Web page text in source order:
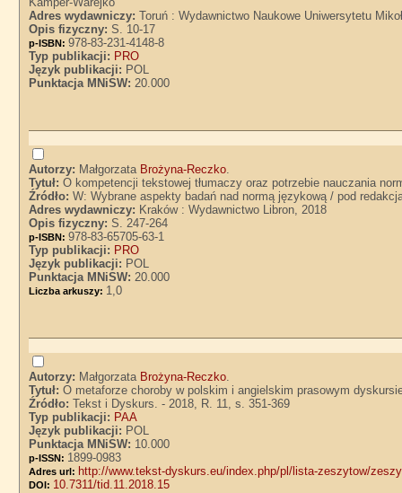
Adres wydawniczy:Toruń : Wydawnictwo Naukowe Uniwersytetu
Opis fizyczny:S. 10-17
p-ISBN:978-83-231-4148-8
Typ publikacji: PRO
Język publikacji: POL
Punktacja MNiSW:20.000
Autorzy: Małgorzata Brożyna-Reczko.
Tytuł:O kompetencji tekstowej tłumaczy oraz potrzebie nauczania
Źródło:W: Wybrane aspekty badań nad normą językową / pod
Adres wydawniczy: Kraków : Wydawnictwo Libron, 2018
Opis fizyczny:S. 247-264
p-ISBN:978-83-65705-63-1
Typ publikacji: PRO
Język publikacji: POL
Punktacja MNiSW:20.000
Liczba arkuszy: 1,0
Autorzy: Małgorzata Brożyna-Reczko.
Tytuł:O metaforze choroby w polskim i angielskim prasowym
Źródło:Tekst i Dyskurs. - 2018, R. 11, s. 351-369
Typ publikacji: PAA
Język publikacji: POL
Punktacja MNiSW: 10.000
p-ISSN: 1899-0983
Adres url: http://www.tekst-dyskurs.eu/index.php/pl/lista-zeszytow/
DOI: 10.7311/tid.11.2018.15